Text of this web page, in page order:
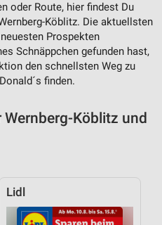
oder Route, hier findest Du
Köblitz. Die aktuellsten
Prospekten
Schnäppchen gefunden hast,
den schnellsten Weg zu
finden.
Köblitz und
Lidl